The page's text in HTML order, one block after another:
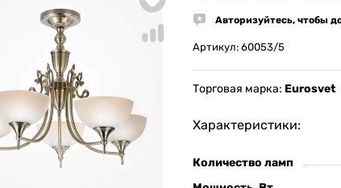
Авторизуйтесь, чтобы
Артикул: 60053/5
Торговая марка: Eurosvet
Характеристики:
Количество ламп